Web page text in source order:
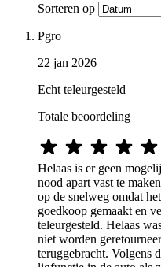
Sorteren op
Pgro
22 jan 2026
Echt teleurgesteld
Totale beoordeling
Helaas is er geen
nood apart vast te
op de snelweg omdat
goedkoop gemaakt en
teleurgesteld. Helaas
niet worden
teruggebracht. Volgens